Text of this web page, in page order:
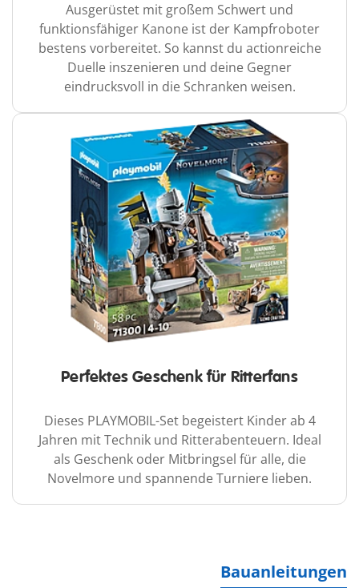
Ausgerüstet mit großem Schwert und
funktionsfähiger Kanone ist der Kampfroboter
bestens vorbereitet. So kannst du actionreiche
Duelle inszenieren und deine Gegner
eindrucksvoll in die Schranken weisen.
Perfektes Geschenk für Ritterfans
Dieses PLAYMOBIL-Set begeistert Kinder ab 4
Jahren mit Technik und Ritterabenteuern. Ideal
als Geschenk oder Mitbringsel für alle, die
Novelmore und spannende Turniere lieben.
Bauanleitungen